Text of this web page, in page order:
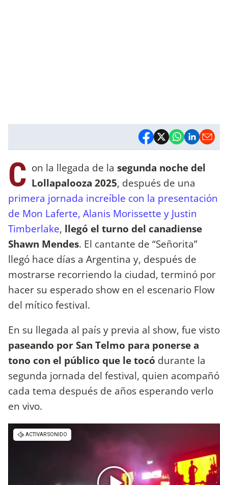
C on la llegada de la segunda noche del
Lollapalooza 2025, después de una
primera jornada increíble con la presentación
de Mon Laferte, Alanis Morissette y Justin
Timberlake, llegó el turno del canadiense
Shawn Mendes. El cantante de “Señorita”
llegó hace días a Argentina y, después de
mostrarse recorriendo la ciudad, terminó por
hacer su esperado show en el escenario Flow
del mítico festival.
En su llegada al país y previa al show, fue visto
paseando por San Telmo para ponerse a
tono con el público que le tocó durante la
segunda jornada del festival, quien acompañó
cada tema después de años esperando verlo
en vivo.